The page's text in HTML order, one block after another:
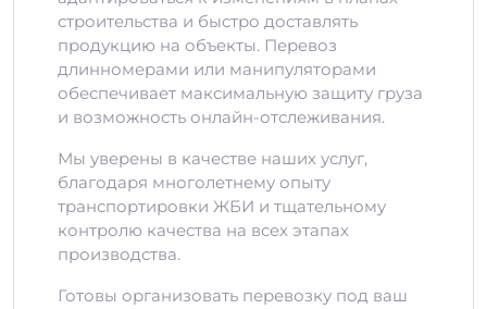
строительства и быстро доставлять
продукцию на объекты. Перевоз
длинномерами или манипуляторами
обеспечивает максимальную защиту груза
и возможность онлайн-отслеживания.
Мы уверены в качестве наших услуг,
благодаря многолетнему опыту
транспортировки ЖБИ и тщательному
контролю качества на всех этапах
производства.
Готовы организовать перевозку под ваш